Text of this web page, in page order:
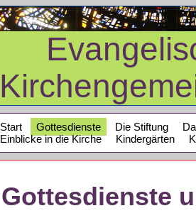
Start Gottesdienste Die Stiftung
Einblicke in die Kirche
Kindergärten
Gottesdienste